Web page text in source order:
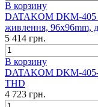
В корзину
DATAKOM DKM-405
живлення, 96x96mm,
5 414 грн.
В корзину
DATAKOM DKM-405-
THD
4 723 грн.